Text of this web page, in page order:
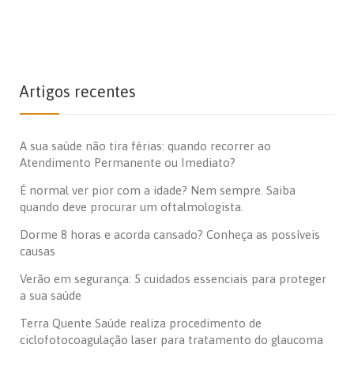
Artigos recentes
A sua saúde não tira férias: quando recorrer ao
Atendimento Permanente ou Imediato?
É normal ver pior com a idade? Nem sempre. Saiba
quando deve procurar um oftalmologista.
Dorme 8 horas e acorda cansado? Conheça as possíveis
causas
Verão em segurança: 5 cuidados essenciais para proteger
a sua saúde
Terra Quente Saúde realiza procedimento de
ciclofotocoagulação laser para tratamento do glaucoma